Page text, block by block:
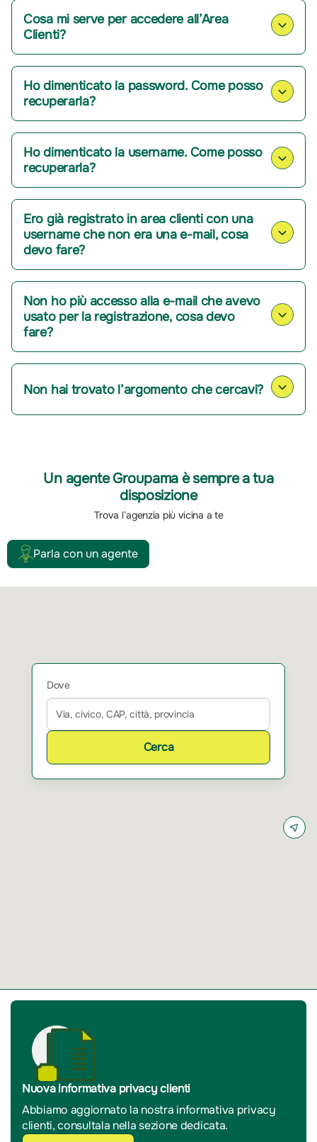
Cosa mi serve per accedere all’Area
Clienti?
Ho dimenticato la password. Come posso
recuperarla?
Ho dimenticato la username. Come posso
recuperarla?
Ero già registrato in area clienti con una
username che non era una e-mail, cosa
devo fare?
Non ho più accesso alla e-mail che avevo
usato per la registrazione, cosa devo
fare?
Non hai trovato l’argomento che cercavi?
Un agente Groupama è sempre a tua
disposizione
Trova l’agenzia più vicina a te
Parla con un agente
Dove
Cerca
Nuova informativa privacy clienti
Abbiamo aggiornato la nostra informativa privacy
clienti, consultala nella sezione dedicata.